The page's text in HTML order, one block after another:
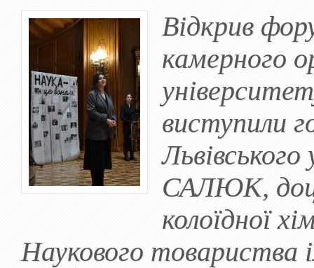
Відкрив
камерного
виступили
САЛЮК,
колоїдної
Наукового товариства